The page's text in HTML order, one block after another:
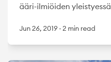
ääri-ilmiöiden yleistyessä
Jun 26, 2019 · 2 min read